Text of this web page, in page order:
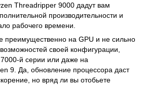
Threadripper 9000 дадут вам
производительности и
рабочего времени.
преимущественно на GPU и не сильно
своей конфигурации,
й серии или даже на
9. Да, обновление процессора даст
но вряд ли вы отобьете